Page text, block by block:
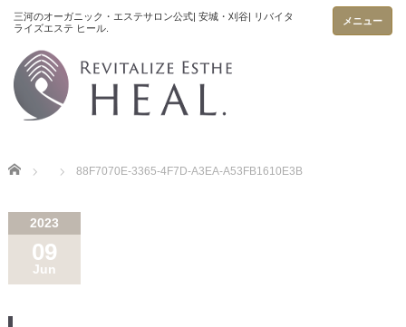
メニュー
Home 88F7070E-3365-4F7D-A3EA-A53FB1610E3B
2023
09
Jun